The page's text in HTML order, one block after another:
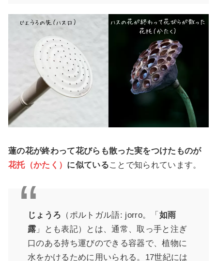
蓮の花が終わって花びらも散った実をつけたものが
花托（かたく） に似ていることで知られています。
じょうろ （ポルトガル語: jorro。「 如雨
露 」とも表記）とは、通常、取っ手と注ぎ
口のある持ち運びのできる容器で、植物に
水をかけるために用いられる。17世紀には